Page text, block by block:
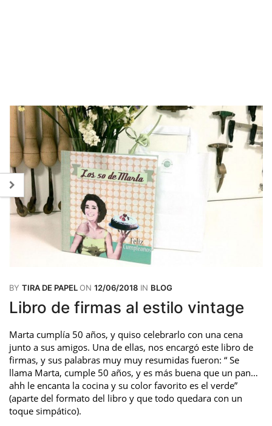
BY TIRA DE PAPELON 12/06/2018 IN BLOG
Libro de firmas al estilo vintage
Marta cumplía 50 años, y quiso celebrarlo con una cena
junto a sus amigos. Una de ellas, nos encargó este libro de
firmas, y sus palabras muy muy resumidas fueron: “ Se
llama Marta, cumple 50 años, y es más buena que un pan…
ahh le encanta la cocina y su color favorito es el verde”
(aparte del formato del libro y que todo quedara con un
toque simpático).